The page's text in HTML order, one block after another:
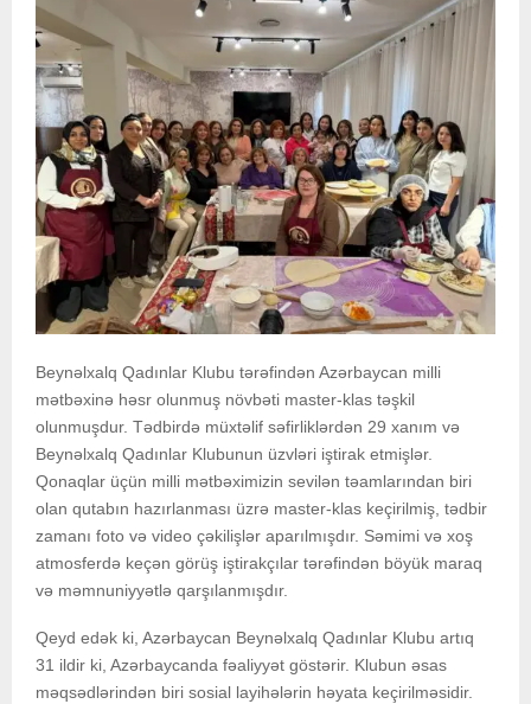
Beynəlxalq Qadınlar Klubu tərəfindən Azərbaycan milli
mətbəxinə həsr olunmuş növbəti master-klas təşkil
olunmuşdur. Tədbirdə müxtəlif səfirliklərdən 29 xanım və
Beynəlxalq Qadınlar Klubunun üzvləri iştirak etmişlər.
Qonaqlar üçün milli mətbəximizin sevilən təamlarından biri
olan qutabın hazırlanması üzrə master-klas keçirilmiş, tədbir
zamanı foto və video çəkilişlər aparılmışdır. Səmimi və xoş
atmosferdə keçən görüş iştirakçılar tərəfindən böyük maraq
və məmnuniyyətlə qarşılanmışdır.
Qeyd edək ki, Azərbaycan Beynəlxalq Qadınlar Klubu artıq
31 ildir ki, Azərbaycanda fəaliyyət göstərir. Klubun əsas
məqsədlərindən biri sosial layihələrin həyata keçirilməsidir.